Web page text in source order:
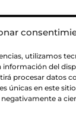
utilizamos
información del
procesar datos
únicas en este
a